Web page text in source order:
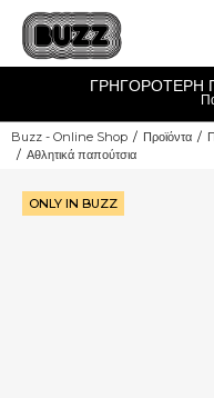
ΓΡΗΓΟΡΟΤΕΡΗ
Buzz - Online Shop Προϊόντα
Αθλητικά παπούτσια
ONLY IN BUZZ